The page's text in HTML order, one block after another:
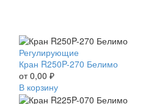
Кран
R250P-
270
Белимо
Регулирующие
Кран R250P-270 Белимо
от0,00 ₽
В корзину